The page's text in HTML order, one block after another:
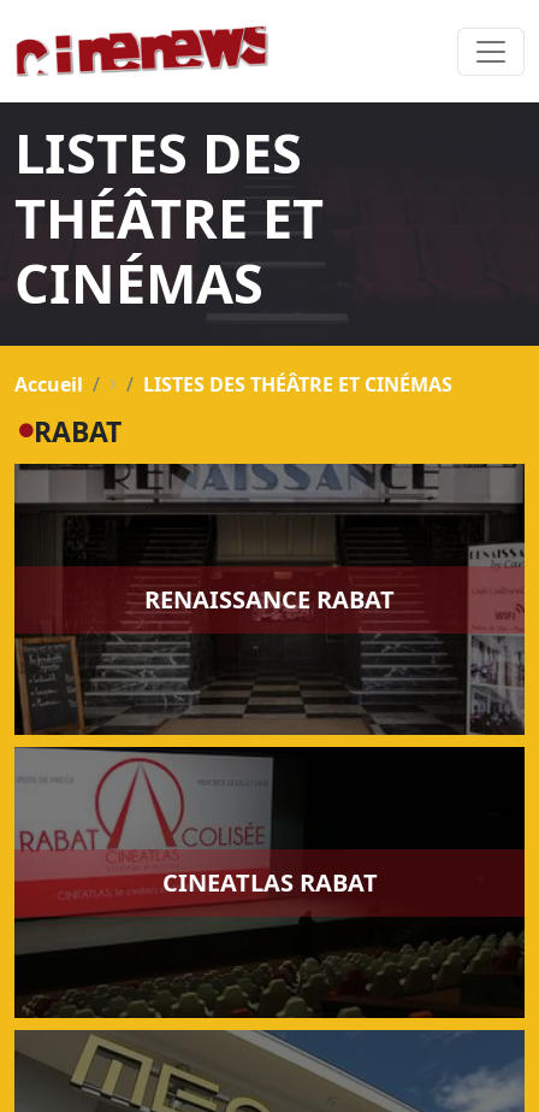
LISTES DES
THÉÂTRE ET
CINÉMAS
Accueil LISTES DES THÉÂTRE ET CINÉMAS
RABAT
RENAISSANCE RABAT
CINEATLAS RABAT